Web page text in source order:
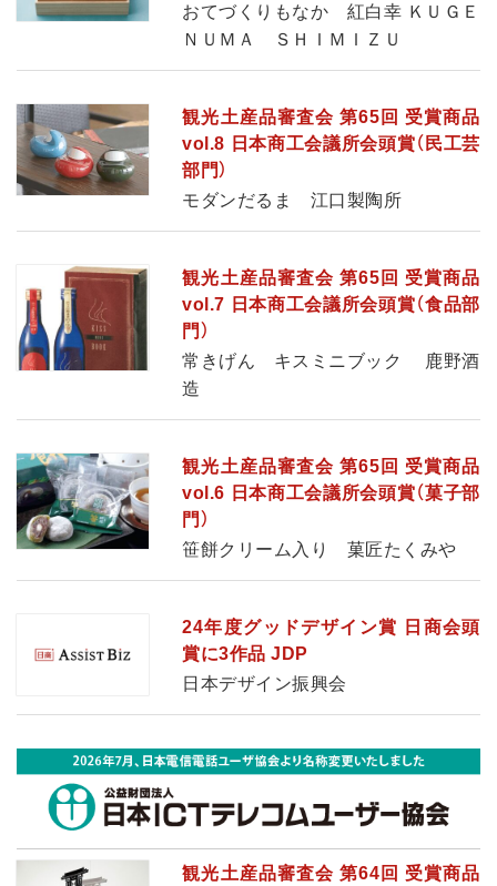
おてづくりもなか 紅白幸 ＫＵＧＥ
ＮＵＭＡ ＳＨＩＭＩＺＵ
観光土産品審査会 第65回 受賞商品
vol.8 日本商工会議所会頭賞（民工芸
部門）
モダンだるま 江口製陶所
観光土産品審査会 第65回 受賞商品
vol.7 日本商工会議所会頭賞（食品部
門）
常きげん キスミニブック 鹿野酒
造
観光土産品審査会 第65回 受賞商品
vol.6 日本商工会議所会頭賞（菓子部
門）
笹餅クリーム入り 菓匠たくみや
24年度グッドデザイン賞 日商会頭
賞に3作品 JDP
日本デザイン振興会
観光土産品審査会 第64回 受賞商品